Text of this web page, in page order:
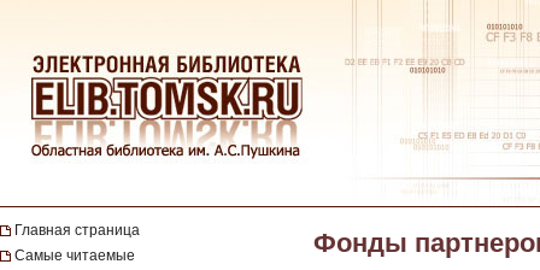
Главная страница
Самые читаемые
Фонды